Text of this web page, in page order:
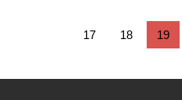
17 18 19